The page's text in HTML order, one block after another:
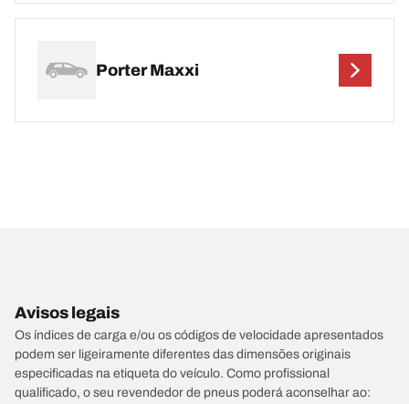
Porter Maxxi
Avisos legais
Os índices de carga e/ou os códigos de velocidade apresentados
podem ser ligeiramente diferentes das dimensões originais
especificadas na etiqueta do veículo. Como profissional
qualificado, o seu revendedor de pneus poderá aconselhar ao: